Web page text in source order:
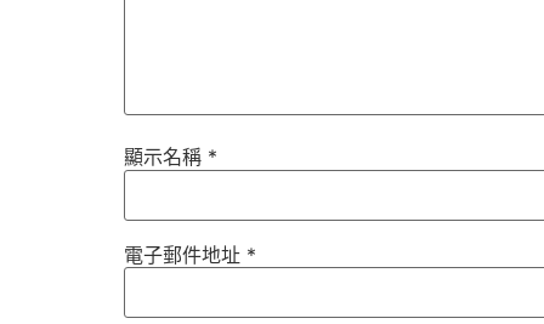
顯示名稱 *
電子郵件地址 *